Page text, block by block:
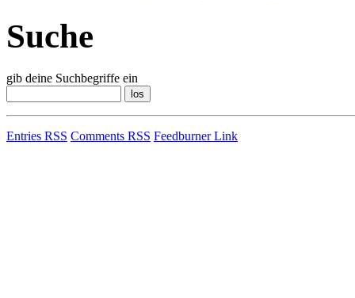
Suche
gib deine Suchbegriffe ein
Entries RSS Comments RSS Feedburner Link